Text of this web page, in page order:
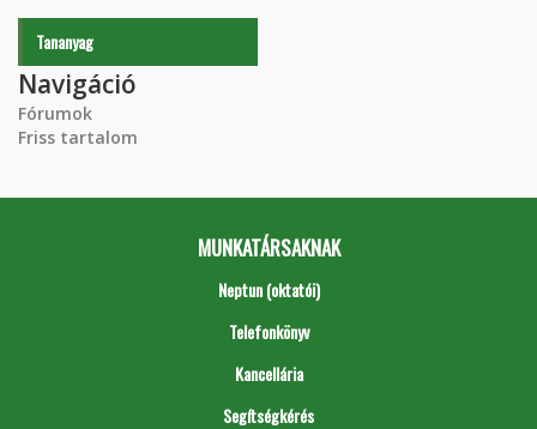
Tananyag
Navigáció
Fórumok
Friss tartalom
MUNKATÁRSAKNAK
Neptun (oktatói)
Telefonkönyv
Kancellária
Segítségkérés